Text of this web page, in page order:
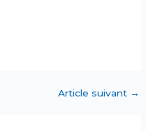
Article suivant →